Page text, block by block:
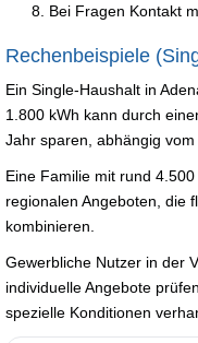
Bei Fragen Kontakt
Rechenbeispiele
Ein Single-Haushalt in
1.800 kWh kann durch
Jahr sparen, abhängig vom
Eine Familie mit rund
regionalen Angeboten, die
kombinieren.
Gewerbliche Nutzer in der
individuelle Angebote
spezielle Konditionen